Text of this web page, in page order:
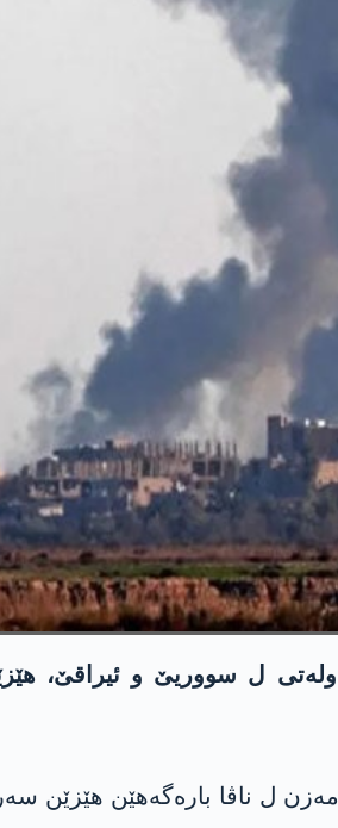
ل سووریێ و ئیراقێ،
ل ناڤا بارەگەهێن هێزێن